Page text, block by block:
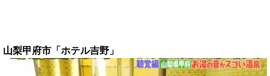
山梨甲府市「ホテル吉野」